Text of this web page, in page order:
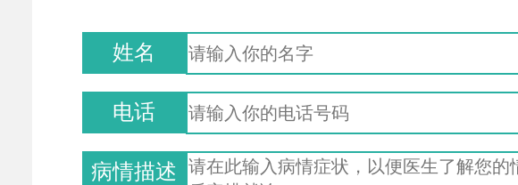
姓名
电话
病情描述